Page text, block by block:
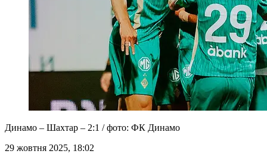
Динамо – Шахтар – 2:1 / фото: ФК Динамо
29 жовтня 2025, 18:02